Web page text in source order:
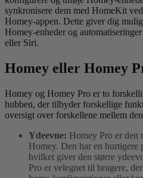
synkronisere dem med HomeKit
Homey-appen. Dette giver dig
Homey-enheder og
eller Siri.
Homey eller Homey
Homey og Homey Pro er to
hubben, der tilbyder forskellige
oversigt over forskellene mellem
Ydeevne: Homey Pro er den
Homey. Den har en hurtigere
hvilket giver den større
Pro er velegnet til brugere,